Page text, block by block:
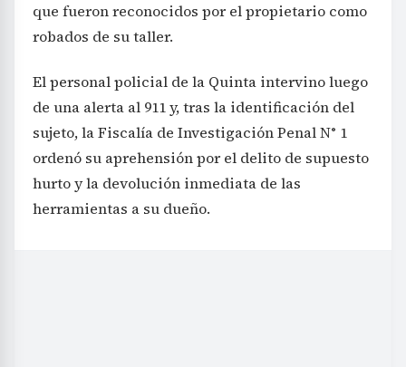
que fueron reconocidos por el propietario como
robados de su taller.
El personal policial de la Quinta intervino luego
de una alerta al 911 y, tras la identificación del
sujeto, la Fiscalía de Investigación Penal N° 1
ordenó su aprehensión por el delito de supuesto
hurto y la devolución inmediata de las
herramientas a su dueño.